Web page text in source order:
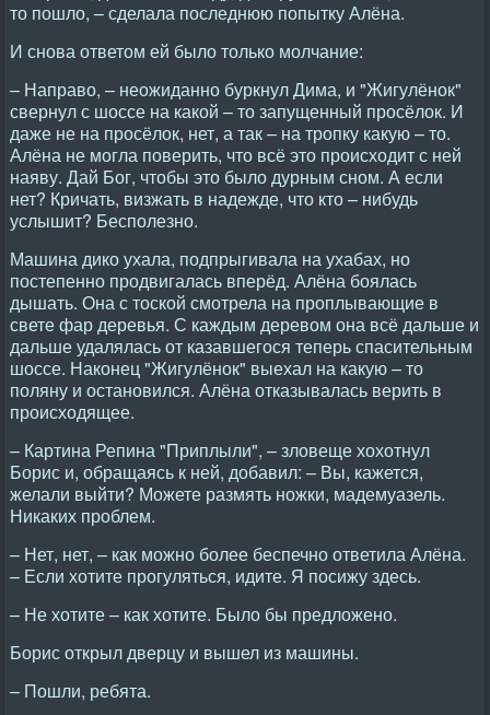
то пошло, – сделала последнюю попытку Алёна.
И снова ответом ей было только молчание:
– Направо, – неожиданно буркнул Дима, и "Жигулёнок"
свернул с шоссе на какой – то запущенный просёлок. И
даже не на просёлок, нет, а так – на тропку какую – то.
Алёна не могла поверить, что всё это происходит с ней
наяву. Дай Бог, чтобы это было дурным сном. А если
нет? Кричать, визжать в надежде, что кто – нибудь
услышит? Бесполезно.
Машина дико ухала, подпрыгивала на ухабах, но
постепенно продвигалась вперёд. Алёна боялась
дышать. Она с тоской смотрела на проплывающие в
свете фар деревья. С каждым деревом она всё дальше и
дальше удалялась от казавшегося теперь спасительным
шоссе. Наконец "Жигулёнок" выехал на какую – то
поляну и остановился. Алёна отказывалась верить в
происходящее.
– Картина Репина "Приплыли", – зловеще хохотнул
Борис и, обращаясь к ней, добавил: – Вы, кажется,
желали выйти? Можете размять ножки, мадемуазель.
Никаких проблем.
– Нет, нет, – как можно более беспечно ответила Алёна.
– Если хотите прогуляться, идите. Я посижу здесь.
– Не хотите – как хотите. Было бы предложено.
Борис открыл дверцу и вышел из машины.
– Пошли, ребята.